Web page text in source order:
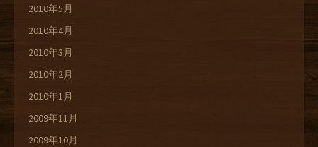
2010年5月
2010年4月
2010年3月
2010年2月
2010年1月
2009年11月
2009年10月